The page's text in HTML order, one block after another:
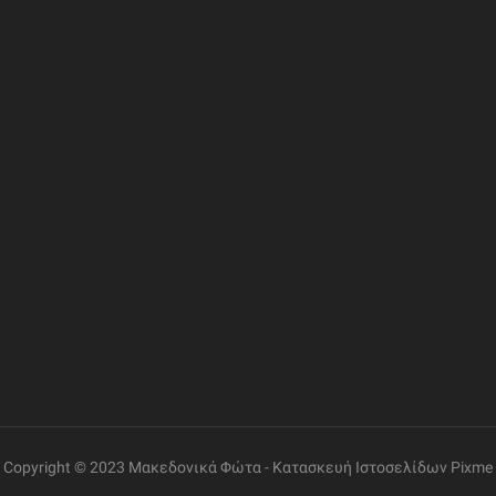
Copyright © 2023 Μακεδονικά Φώτα - Κατασκευή Ιστοσελίδων Pixme